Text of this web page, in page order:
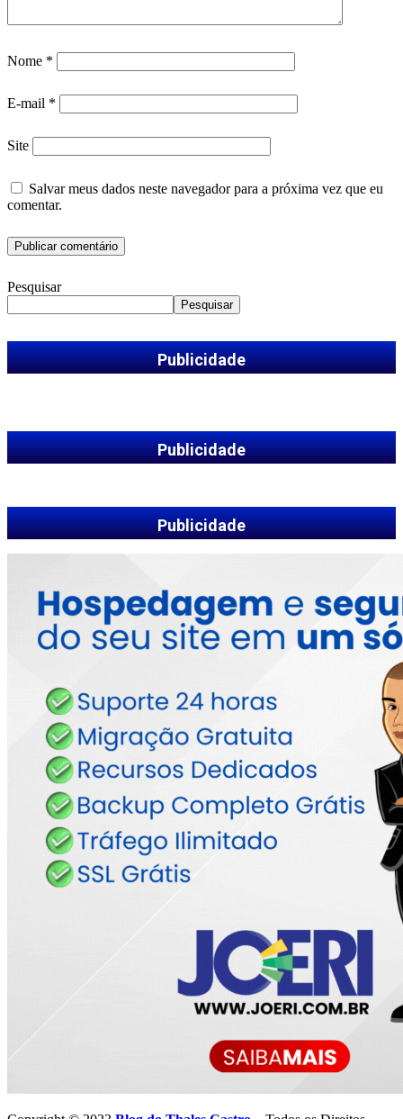
Nome *
E-mail *
Site
Salvar meus dados neste navegador para a próxima vez que eu
comentar.
Pesquisar
Pesquisar
Publicidade
Publicidade
Publicidade